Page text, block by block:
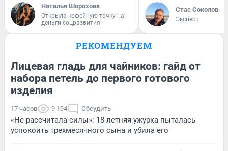
Наталья Шорохова
Открыла кофейную точку на
деньги соцразвития
Стас Соколов
Эксперт
РЕКОМЕНДУЕМ
Лицевая гладь для чайников: гайд от
набора петель до первого готового
изделия
17 часов 9 194 Обсудить
«Не рассчитала силы»: 18-летняя ужурка пыталась
успокоить трехмесячного сына и убила его